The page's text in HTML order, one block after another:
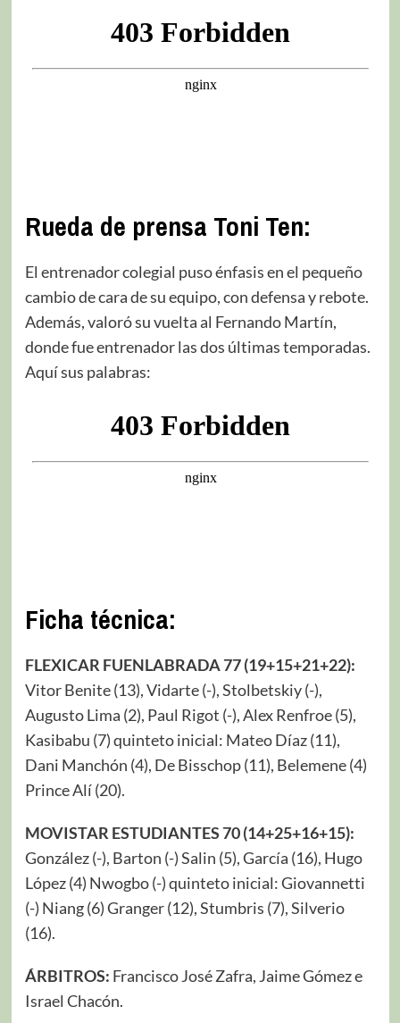
Rueda de prensa Toni Ten:
El entrenador colegial puso énfasis en el pequeño
cambio de cara de su equipo, con defensa y rebote.
Además, valoró su vuelta al Fernando Martín,
donde fue entrenador las dos últimas temporadas.
Aquí sus palabras:
Ficha técnica:
FLEXICAR FUENLABRADA 77 (19+15+21+22):
Vitor Benite (13), Vidarte (-), Stolbetskiy (-),
Augusto Lima (2), Paul Rigot (-), Alex Renfroe (5),
Kasibabu (7) quinteto inicial: Mateo Díaz (11),
Dani Manchón (4), De Bisschop (11), Belemene (4)
Prince Alí (20).
MOVISTAR ESTUDIANTES 70 (14+25+16+15):
González (-), Barton (-) Salin (5), García (16), Hugo
López (4) Nwogbo (-) quinteto inicial: Giovannetti
(-) Niang (6) Granger (12), Stumbris (7), Silverio
(16).
ÁRBITROS: Francisco José Zafra, Jaime Gómez e
Israel Chacón.